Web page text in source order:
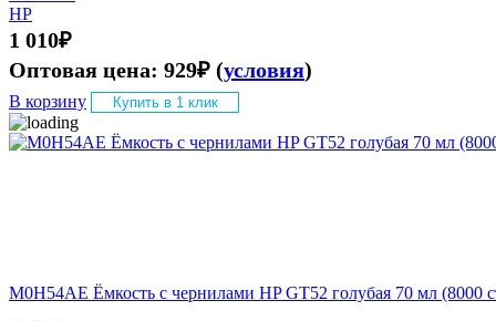
HP
1 010₽
Оптовая цена: 929₽ (условия)
В корзину Купить в 1 клик
M0H54AE Ёмкость с чернилами HP GT52 голубая 70 мл (8000